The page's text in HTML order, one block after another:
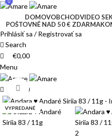
DOMOVOBCHODVIDEO
POŠTOVNÉ NAD 50 € ZDARMA
Prihlásiť sa / Registrovať sa
Search
0
€0,00
Menu
0
€0,00
VYPREDANÉ
Click to enlarge